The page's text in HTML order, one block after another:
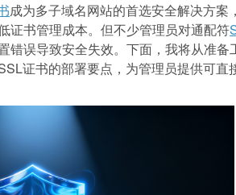
成为多子域名网站的首选安全解决方案
证书管理成本。但不少管理员对通配符
错误导致安全失效。下面，我将从准备
证书的部署要点，为管理员提供可直